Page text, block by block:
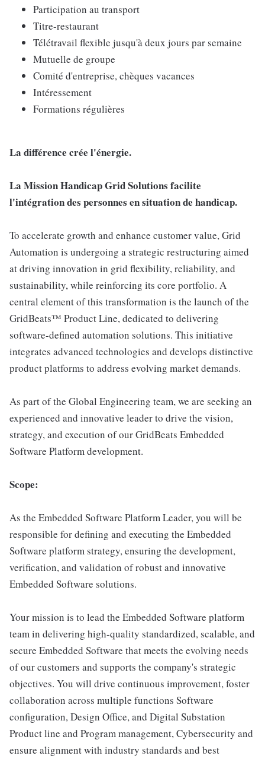
Participation au transport
Titre-restaurant
Télétravail flexible jusqu'à deux jours par semaine
Mutuelle de groupe
Comité d'entreprise, chèques vacances
Intéressement
Formations régulières
La différence crée l'énergie.
La Mission Handicap Grid Solutions facilite
l'intégration des personnes en situation de handicap.
To accelerate growth and enhance customer value, Grid
Automation is undergoing a strategic restructuring aimed
at driving innovation in grid flexibility, reliability, and
sustainability, while reinforcing its core portfolio. A
central element of this transformation is the launch of the
GridBeats™ Product Line, dedicated to delivering
software-defined automation solutions. This initiative
integrates advanced technologies and develops distinctive
product platforms to address evolving market demands.
As part of the Global Engineering team, we are seeking an
experienced and innovative leader to drive the vision,
strategy, and execution of our GridBeats Embedded
Software Platform development.
Scope:
As the Embedded Software Platform Leader, you will be
responsible for defining and executing the Embedded
Software platform strategy, ensuring the development,
verification, and validation of robust and innovative
Embedded Software solutions.
Your mission is to lead the Embedded Software platform
team in delivering high-quality standardized, scalable, and
secure Embedded Software that meets the evolving needs
of our customers and supports the company's strategic
objectives. You will drive continuous improvement, foster
collaboration across multiple functions Software
configuration, Design Office, and Digital Substation
Product line and Program management, Cybersecurity and
ensure alignment with industry standards and best